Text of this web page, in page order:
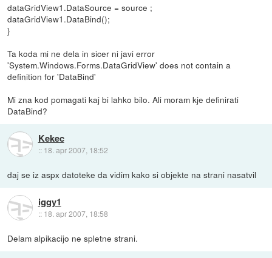
dataGridView1.DataSource = source ;
dataGridView1.DataBind();
}
Ta koda mi ne dela in sicer ni javi error
'System.Windows.Forms.DataGridView' does not contain a
definition for 'DataBind'
Mi zna kod pomagati kaj bi lahko bilo. Ali moram kje definirati
DataBind?
Kekec
:: 18. apr 2007, 18:52
daj se iz aspx datoteke da vidim kako si objekte na strani nasatvil
iggy1
:: 18. apr 2007, 18:58
Delam alpikacijo ne spletne strani.